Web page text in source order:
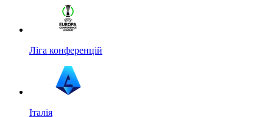
Ліга конференцій
Італія